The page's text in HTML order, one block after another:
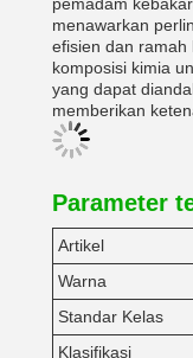
menawarkan
efisien dan ramah
komposisi kimia
yang dapat
memberikan
Parameter
Artikel
Warna
Standar Kelas
Klasifikasi